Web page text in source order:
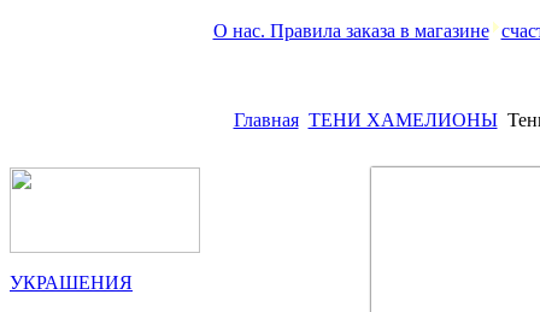
О нас. Правила заказа в магазине
Главная ТЕНИ ХАМЕЛИОНЫ
УКРАШЕНИЯ